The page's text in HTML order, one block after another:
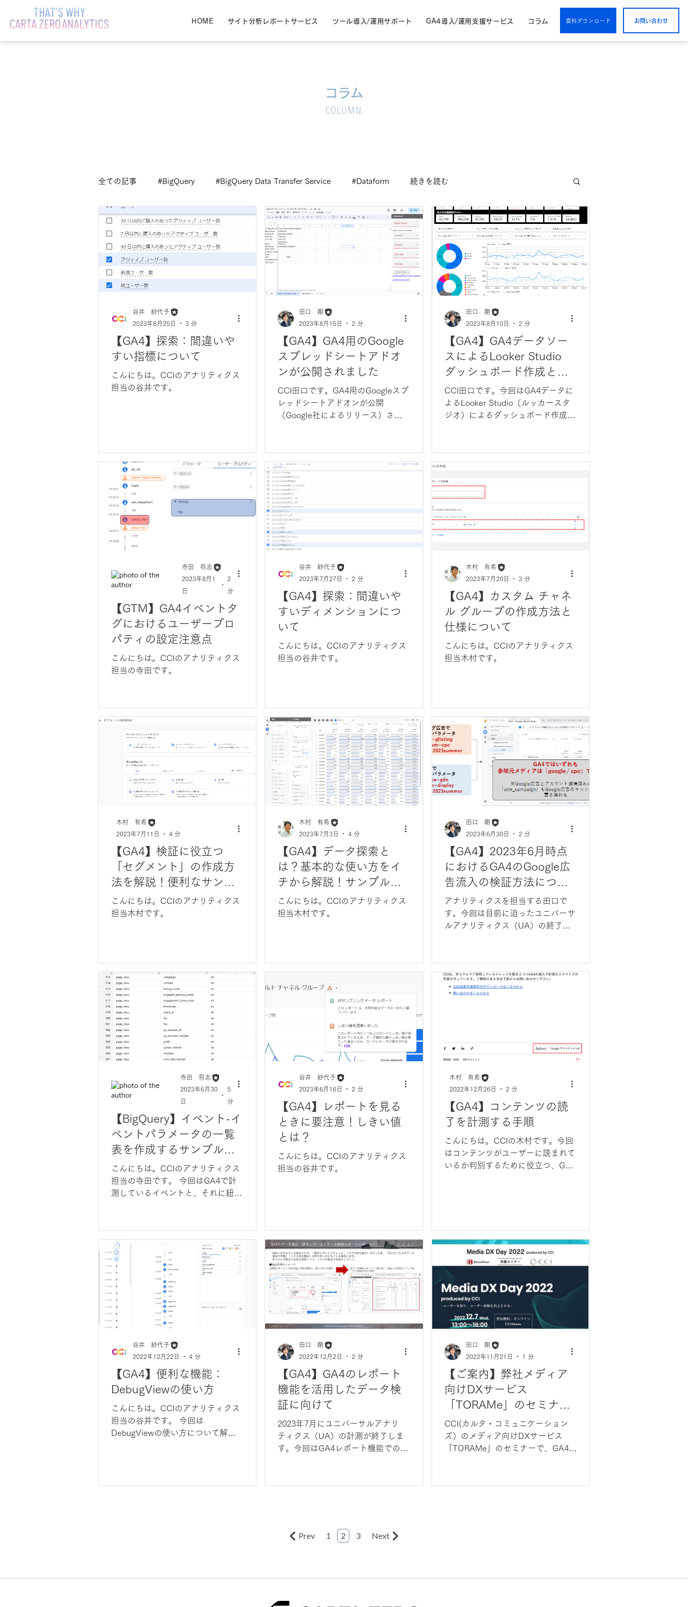
HOME サイト分析レポートサービス ツール導入/運用サポート GA4導入/運用支援サービス コラム 資料ダウンロード お問い合わせ
コラム
COLUMN
全ての記事 #BigQuery #BigQuery Data Transfer Service #Dataform 続きを読む
谷井 紗代子
2023年8月25日
3 分
【GA4】探索：間違いや
すい指標について
こんにちは。CCIのアナリティクス
担当の谷井です。
田口 剛
2023年8月15日
2 分
【GA4】GA4用のGoogle
スプレッドシートアドオ
ンが公開されました
CCI田口です。GA4用のGoogleスプ
レッドシートアドオンが公開
（Google社によるリリース）され
田口 剛
2023年8月10日
2 分
【GA4】GA4データソー
スによるLooker Studio
ダッシュボード作成と留
意すべきポイント
CCI田口です。今回はGA4データに
よるLooker Studio（ルッカースタ
ジオ）によるダッシュボード作成に
寺田 将志
2023年8月1
日
2
分
【GTM】GA4イベントタ
グにおけるユーザープロ
パティの設定注意点
こんにちは。CCIのアナリティクス
担当の寺田です。
谷井 紗代子
2023年7月27日
2 分
【GA4】探索：間違いや
すいディメンションにつ
いて
こんにちは。CCIのアナリティクス
担当の谷井です。
木村 有希
2023年7月20日
3 分
【GA4】カスタム チャネ
ル グループの作成方法と
仕様について
こんにちは。CCIのアナリティクス
担当木村です。
木村 有希
2023年7月11日
4 分
【GA4】検証に役立つ
「セグメント」の作成方
法を解説！便利なサンプ
ルも4点ご紹介
こんにちは。CCIのアナリティクス
担当木村です。
木村 有希
2023年7月3日
4 分
【GA4】データ探索と
は？基本的な使い方をイ
チから解説！サンプルも
ご紹介！
こんにちは。CCIのアナリティクス
担当木村です。
田口 剛
2023年6月30日
2 分
【GA4】2023年6月時点
におけるGA4のGoogle広
告流入の検証方法につい
て
アナリティクスを担当する田口で
す。今回は目前に迫ったユニバーサ
ルアナリティクス（UA）の終了に
て解説します。
寺田 将志
2023年6月30
日
5
分
【BigQuery】イベント-イ
ベントパラメータの一覧
表を作成するサンプルク
エリ
こんにちは。CCIのアナリティクス
担当の寺田です。 今回はGA4で計
測しているイベントと、それに紐づ
と思います。 (使用目的) ◎イベン
トごとに紐づいているイベントパラ
メータを一気に調べたい...
谷井 紗代子
2023年6月16日
2 分
【GA4】レポートを見る
ときに要注意！しきい値
とは？
こんにちは。CCIのアナリティクス
担当の谷井です。
木村 有希
2022年12月26日
2 分
【GA4】コンテンツの読
了を計測する手順
こんにちは。CCIの木村です。今回
はコンテンツがユーザーに読まれて
いるか判別するために役立つ、GA4
谷井 紗代子
2022年12月22日
4 分
【GA4】便利な機能：
DebugViewの使い方
こんにちは。CCIのアナリティクス
担当の谷井です。 今回は
DebugViewの使い方について解説
田口 剛
2022年12月2日
2 分
【GA4】GA4のレポート
機能を活用したデータ検
証に向けて
2023年7月にユニバーサルアナリ
ティクス（UA）の計測が終了しま
す。今回はGA4レポート機能での
田口 剛
2022年11月21日
1 分
【ご案内】弊社メディア
向けDXサービス
「TORAMe」のセミナー
で、GA4活用をテーマに
登壇します
CCI(カルタ・コミュニケーション
ズ）のメディア向けDXサービス
「TORAMe」のセミナーで、GA4活
Prev 1 2 3 Next